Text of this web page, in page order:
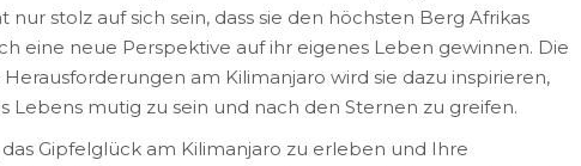
stolz auf sich sein, dass sie den höchsten Berg Afrikas
eine neue Perspektive auf ihr eigenes Leben gewinnen. Die
am Kilimanjaro wird sie dazu inspirieren,
Lebens mutig zu sein und nach den Sternen zu greifen.
Gipfelglück am Kilimanjaro zu erleben und Ihre